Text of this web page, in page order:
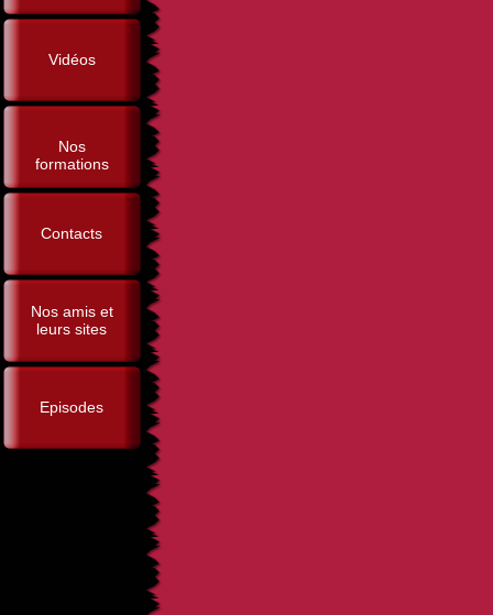
Vidéos
Nos
formations
Contacts
Nos amis et
leurs sites
Episodes